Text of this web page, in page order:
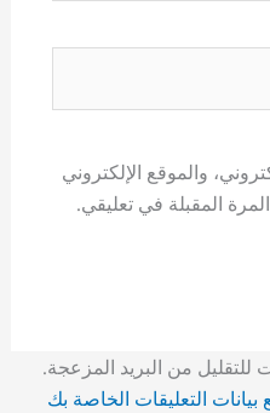
والموقع الإلكتروني
المقبلة في تعليقي.
من البريد المزعجة.
التعليقات الخاصة بك